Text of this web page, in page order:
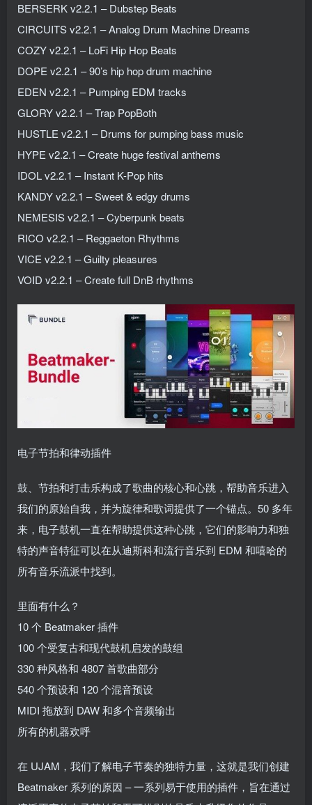
BERSERK v2.2.1 – Dubstep Beats
CIRCUITS v2.2.1 – Analog Drum Machine Dreams
COZY v2.2.1 – LoFi Hip Hop Beats
DOPE v2.2.1 – 90’s hip hop drum machine
EDEN v2.2.1 – Pumping EDM tracks
GLORY v2.2.1 – Trap PopBoth
HUSTLE v2.2.1 – Drums for pumping bass music
HYPE v2.2.1 – Create huge festival anthems
IDOL v2.2.1 – Instant K-Pop hits
KANDY v2.2.1 – Sweet & edgy drums
NEMESIS v2.2.1 – Cyberpunk beats
RICO v2.2.1 – Reggaeton Rhythms
VICE v2.2.1 – Guilty pleasures
VOID v2.2.1 – Create full DnB rhythms
电子节拍和律动插件
鼓、节拍和打击乐构成了歌曲的核心和心跳，帮助音乐进入
我们的原始自我，并为旋律和歌词提供了一个锚点。50 多年
来，电子鼓机一直在帮助提供这种心跳，它们的影响力和独
特的声音特征可以在从迪斯科和流行音乐到 EDM 和嘻哈的
所有音乐流派中找到。
里面有什么？
10 个 Beatmaker 插件
100 个受复古和现代鼓机启发的鼓组
330 种风格和 4807 首歌曲部分
540 个预设和 120 个混音预设
MIDI 拖放到 DAW 和多个音频输出
所有的机器欢呼
在 UJAM，我们了解电子节奏的独特力量，这就是我们创建
Beatmaker 系列的原因 – 一系列易于使用的插件，旨在通过